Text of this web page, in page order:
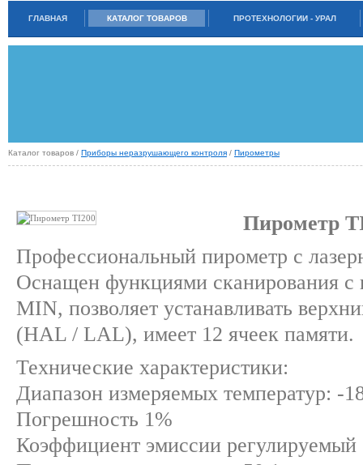
ГЛАВНАЯ КАТАЛОГ ТОВАРОВ ПРОТЕХНОЛОГИИ - УРАЛ
Каталог товаров / Приборы неразрушающего контроля / Пирометры
Пирометр
Профессиональный пирометр с
Оснащен функциями сканирования
MIN, позволяет устанавливать
(HAL / LAL), имеет 12 ячеек памяти.
Технические характеристики:
Диапазон измеряемых температур: -
Погрешность 1%
Коэффициент эмиссии регулируемый